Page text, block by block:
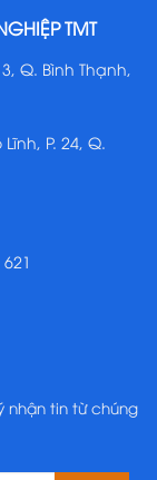
TMT
Q. Bình Thạnh,
P. 24, Q.
nhận tin từ chúng